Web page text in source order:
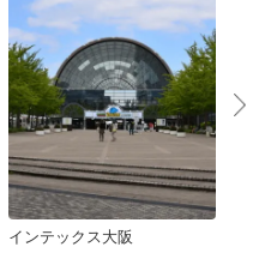
インテックス大阪